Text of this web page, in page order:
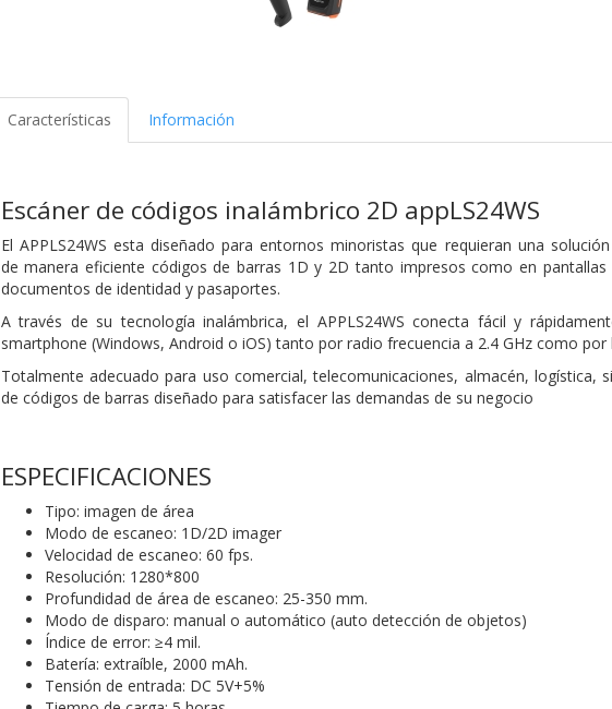
Características Información
Escáner de códigos inalámbrico 2D appLS24WS
El APPLS24WS esta diseñado para entornos minoristas que requieran una
demanera eficiente códigos de barras 1D y 2D tanto impresos como en
documentos de identidad y pasaportes.
A través de su tecnología inalámbrica, el APPLS24WSconecta fácil y
smartphone (Windows, Android o iOS) tanto por radio frecuencia a 2.4 GHz como
Totalmente adecuado para uso comercial, telecomunicaciones, almacén, logística,
de códigos de barras diseñado para satisfacer las demandas de su negocio
ESPECIFICACIONES
Tipo: imagen de área
Modo de escaneo: 1D/2D imager
Velocidad de escaneo: 60 fps.
Resolución: 1280*800
Profundidad de área de escaneo: 25-350 mm.
Modo de disparo: manual o automático (auto detección de objetos)
Índice de error: ≥4 mil.
Batería: extraíble, 2000 mAh.
Tensión de entrada: DC 5V+5%